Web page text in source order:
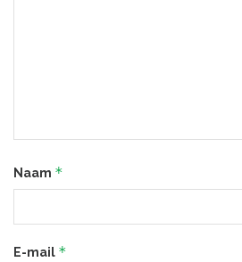
Naam *
E-mail *